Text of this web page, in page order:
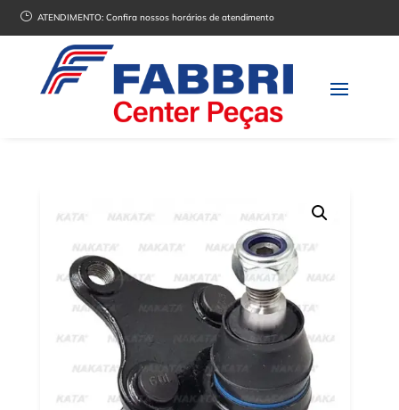
} ATENDIMENTO:Confira nossos horários de atendimento